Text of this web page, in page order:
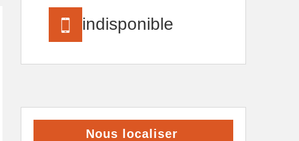
indisponible
Nous localiser